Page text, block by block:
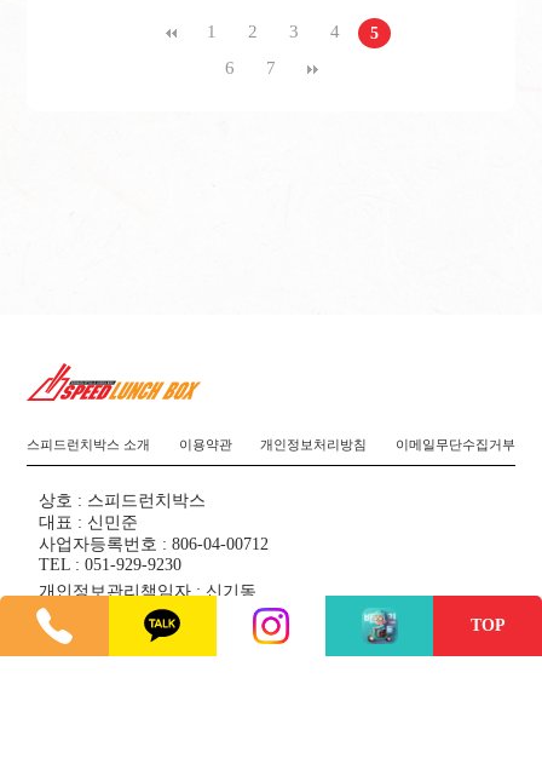
1 2 3 4 5
6 7
스피드런치박스 소개 이용약관 개인정보처리방침 이메일무단수집거부
상호 : 스피드런치박스
대표 : 신민준
사업자등록번호 : 806-04-00712
TEL : 051-929-9230
개인정보관리책임자 : 신기동
주소 : 부산광역시 수영구 무학로22번길 3, 1층(광안동)
TOP